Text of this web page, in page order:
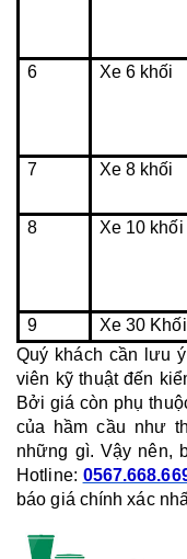
6 Xe 6 khối
7 Xe 8 khối
8 Xe 10 khối
9 Xe 30 Khối
Quý khách cần lưu
viên kỹ thuật đến
Bởi giá còn phụ
của hầm cầu như
những gì. Vậy nên,
Hotline:
báo giá chính xác